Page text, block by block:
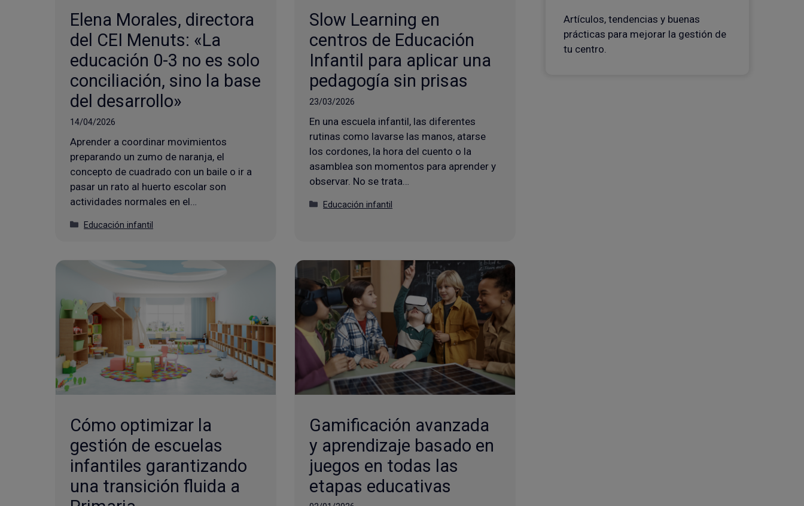
Elena Morales, directora
del CEI Menuts: «La
educación 0-3 no es solo
conciliación, sino la base
del desarrollo»
14/04/2026
Aprender a coordinar movimientos
preparando un zumo de naranja, el
concepto de cuadrado con un baile o ir a
pasar un rato al huerto escolar son
actividades normales en el…
Categorías
Educación infantil
Slow Learning en
centros de Educación
Infantil para aplicar una
pedagogía sin prisas
23/03/2026
En una escuela infantil, las diferentes
rutinas como lavarse las manos, atarse
los cordones, la hora del cuento o la
asamblea son momentos para aprender y
observar. No se trata…
Categorías
Educación infantil
Cómo optimizar la
gestión de escuelas
infantiles garantizando
una transición fluida a
Gamificación avanzada
y aprendizaje basado en
juegos en todas las
etapas educativas
Artículos, tendencias y buenas
prácticas para mejorar la gestión de
tu centro.